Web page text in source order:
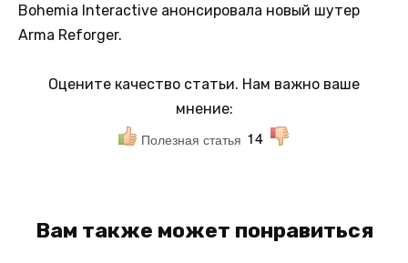
Bohemia Interactive анонсировала новый шутер
Arma Reforger.
Оцените качество статьи. Нам важно ваше
мнение:
Полезная статья 14
Вам также может понравиться